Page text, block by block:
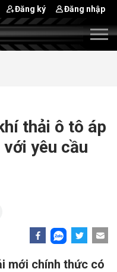
Đăng ký Đăng nhập
thải ô tô áp
yêu cầu
mới chính thức có